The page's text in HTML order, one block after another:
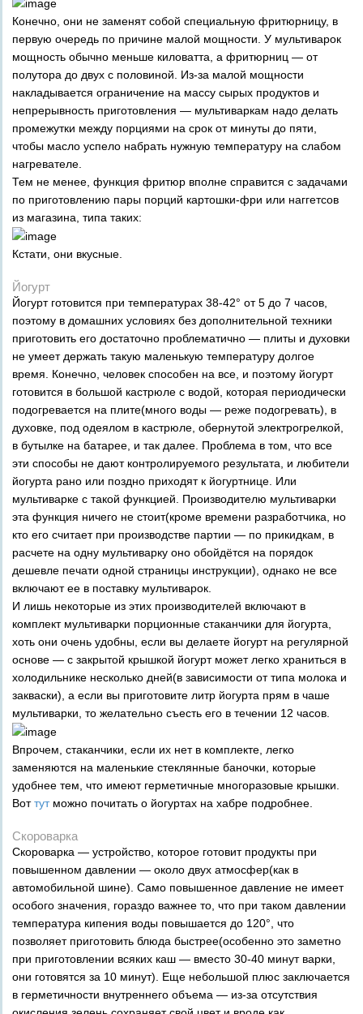
Конечно, они не заменят собой специальную фритюрницу, в
первую очередь по причине малой мощности. У мультиварок
мощность обычно меньше киловатта, а фритюрниц — от
полутора до двух с половиной. Из-за малой мощности
накладывается ограничение на массу сырых продуктов и
непрерывность приготовления — мультиваркам надо делать
промежутки между порциями на срок от минуты до пяти,
чтобы масло успело набрать нужную температуру на слабом
нагревателе.
Тем не менее, функция фритюр вполне справится с задачами
по приготовлению пары порций картошки-фри или наггетсов
из магазина, типа таких:
Кстати, они вкусные.
Йогурт
Йогурт готовится при температурах 38-42° от 5 до 7 часов,
поэтому в домашних условиях без дополнительной техники
приготовить его достаточно проблематично — плиты и духовки
не умеет держать такую маленькую температуру долгое
время. Конечно, человек способен на все, и поэтому йогурт
готовится в большой кастрюле с водой, которая периодически
подогревается на плите(много воды — реже подогревать), в
духовке, под одеялом в кастрюле, обернутой электрогрелкой,
в бутылке на батарее, и так далее. Проблема в том, что все
эти способы не дают контролируемого результата, и любители
йогурта рано или поздно приходят к йогуртнице. Или
мультиварке с такой функцией. Производителю мультиварки
эта функция ничего не стоит(кроме времени разработчика, но
кто его считает при производстве партии — по прикидкам, в
расчете на одну мультиварку оно обойдётся на порядок
дешевле печати одной страницы инструкции), однако не все
включают ее в поставку мультиварок.
И лишь некоторые из этих производителей включают в
комплект мультиварки порционные стаканчики для йогурта,
хоть они очень удобны, если вы делаете йогурт на регулярной
основе — с закрытой крышкой йогурт может легко храниться в
холодильнике несколько дней(в зависимости от типа молока и
закваски), а если вы приготовите литр йогурта прям в чаше
мультиварки, то желательно съесть его в течении 12 часов.
Впрочем, стаканчики, если их нет в комплекте, легко
заменяются на маленькие стеклянные баночки, которые
удобнее тем, что имеют герметичные многоразовые крышки.
Воттутможно почитать о йогуртах на хабре подробнее.
Скороварка
Скороварка — устройство, которое готовит продукты при
повышенном давлении — около двух атмосфер(как в
автомобильной шине). Само повышенное давление не имеет
особого значения, гораздо важнее то, что при таком давлении
температура кипения воды повышается до 120°, что
позволяет приготовить блюда быстрее(особенно это заметно
при приготовлении всяких каш — вместо 30-40 минут варки,
они готовятся за 10 минут). Еще небольшой плюс заключается
в герметичности внутреннего объема — из-за отсутствия